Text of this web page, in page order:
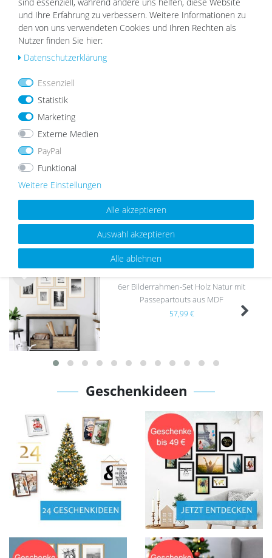
PHOTOLINI
Mehr Inspirationen
Wu
nsc
hlist
e
vergriffen
6er Bilderrahmen-Set Holz Natur mit
Passepartouts aus MDF
57,99 €
Geschenkideen
und Ihre Erfahrung zu verbessern. Weitere Informationen zu
den von uns verwendeten Cookies und Ihren Rechten als
Nutzer finden Sie hier:
Daten­schutz­erklärung
Essenziell
Statistik
Marketing
Externe Medien
PayPal
Funktional
Weitere Einstellungen
Alle akzeptieren
Auswahl akzeptieren
Alle ablehnen